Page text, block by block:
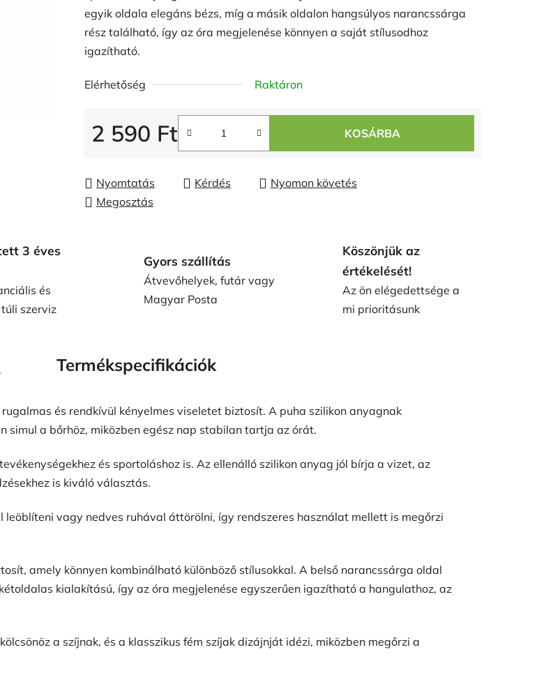
egyik oldala elegáns bézs, míg a másik oldalon hangsúlyos narancssárga
rész található, így az óra megjelenése könnyen a saját stílusodhoz
igazítható.
Elérhetőség Raktáron
2 590 Ft KOSÁRBA
Nyomtatás Kérdés
Nyomon követés
Megosztás
3 éves
és
szerviz
Gyors szállítás
Átvevőhelyek, futár vagy
Magyar Posta
Köszönjük az
értékelését!
Az ön elégedettsége a
mi prioritásunk
Termékspecifikációk
és rendkívül kényelmes viseletet biztosít. A puha szilikon anyagnak
simul a bőrhöz, miközben egész nap stabilan tartja az órát.
és sportoláshoz is. Az ellenálló szilikon anyag jól bírja a vizet, az
is kiváló választás.
vagy nedves ruhával áttörölni, így rendszeres használat mellett is megőrzi
amely könnyen kombinálható különböző stílusokkal. A belső narancssárga oldal
kialakítású, így az óra megjelenése egyszerűen igazítható a hangulathoz, az
a szíjnak, és a klasszikus fém szíjak dizájnját idézi, miközben megőrzi a